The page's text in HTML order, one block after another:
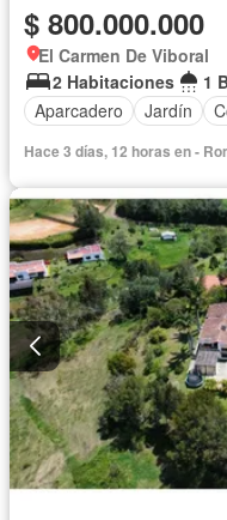
$ 800.000.000
El Carmen De Viboral
2 Habitaciones
1
Aparcadero
Jardín
Hace 3 días, 12 horas en -